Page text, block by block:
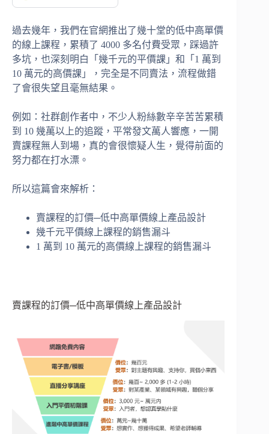
過去幾年，我們在官網推出了幾十堂的低中高單價
的線上課程，累積了 4000 多名付費受眾，踩過許
多坑，也深刻明白「幾千元的平價課」和「1 萬到
10 萬元的高價課」，完全是不同賣法，流程做錯
了會很失望且毫無結果。
例如：社群創作者中，不少人粉絲數辛辛苦苦累積
到 10 幾萬以上的追蹤，平常發文萬人響應，一開
賣課程無人到場，真的會很懷疑人生，覺得前面的
努力都在打水漂。
所以這篇會來解析：
賣課程的訂價─低中高單價線上產品設計
幾千元平價線上課程的銷售漏斗
1 萬到 10 萬元的高價線上課程的銷售漏斗
賣課程的訂價─低中高單價線上產品設計